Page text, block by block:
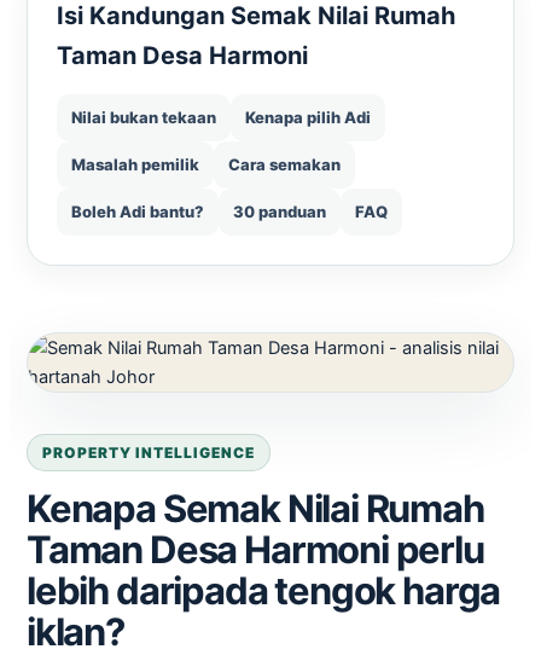
Isi Kandungan Semak Nilai Rumah
Taman Desa Harmoni
Nilai bukan tekaan Kenapa pilih Adi
Masalah pemilik Cara semakan
Boleh Adi bantu? 30 panduan FAQ
PROPERTY INTELLIGENCE
Kenapa Semak Nilai Rumah
Taman Desa Harmoni perlu
lebih daripada tengok harga
iklan?